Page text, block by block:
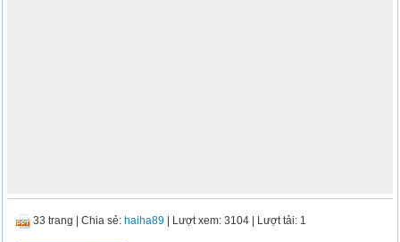
33 trang |Chia sẻ: haiha89 | Lượt xem: 3104 | Lượt tải: 1